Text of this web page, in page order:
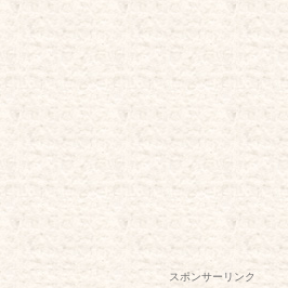
スポンサーリンク